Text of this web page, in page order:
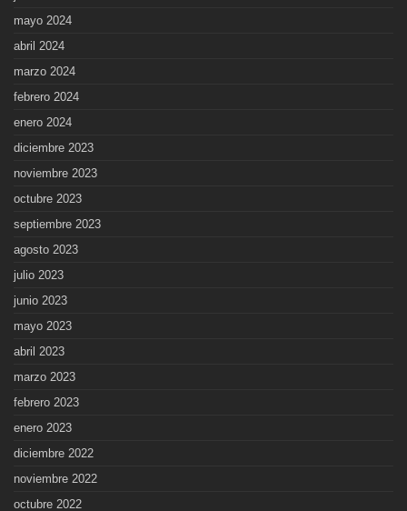
mayo 2024
abril 2024
marzo 2024
febrero 2024
enero 2024
diciembre 2023
noviembre 2023
octubre 2023
septiembre 2023
agosto 2023
julio 2023
junio 2023
mayo 2023
abril 2023
marzo 2023
febrero 2023
enero 2023
diciembre 2022
noviembre 2022
octubre 2022